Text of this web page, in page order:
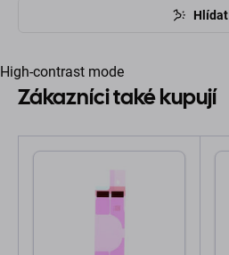
Hlídat
High-contrast mode
Zákazníci také kupují